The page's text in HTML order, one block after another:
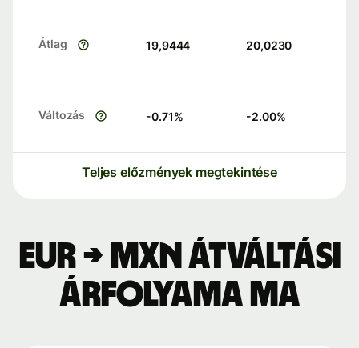
Átlag 19,9444 20,0230
Változás -0.71% -2.00%
Teljes előzmények megtekintése
EUR → MXN átváltási
árfolyama ma